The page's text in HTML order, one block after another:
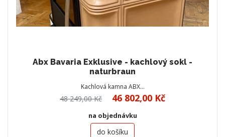
Abx Bavaria Exklusive - kachlový sokl -
naturbraun
Kachlová kamna ABX…
48 249,00 Kč 46 802,00 Kč
na objednávku
do košíku